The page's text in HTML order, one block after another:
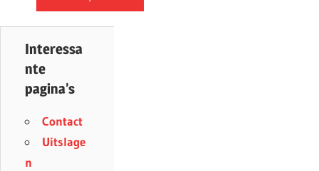
Interessa
nte
pagina’s
Contact
Uitslage
n